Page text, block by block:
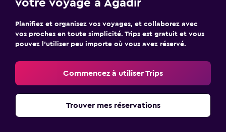
votre voyage à Agadir
Planifiez et organisez vos voyages, et collaborez avec
vos proches en toute simplicité. Trips est gratuit et vous
pouvez l’utiliser peu importe où vous avez réservé.
Commencez à utiliser Trips
Trouver mes réservations